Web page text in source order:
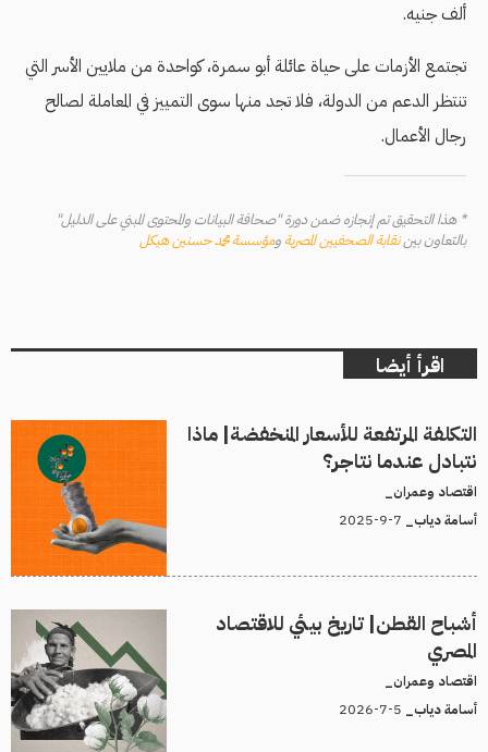
ألف جنيه.
تجتمع الأزمات على حياة عائلة أبو سمرة، كواحدة من ملايين الأسر التي
تنتظر الدعم من الدولة، فلا تجد منها سوى التمييز في المعاملة لصالح
رجال الأعمال.
* هذا التحقيق تم إنجازه ضمن دورة "صحافة البيانات والمحتوى المبني على الدليل"
بالتعاون بيننقابة الصحفيين المصريةومؤسسة محمد حسنين هيكل
اقرأ أيضا
التكلفة المرتفعة للأسعار المنخفضة| ماذا
نتبادل عندما نتاجر؟
اقتصاد وعمران_
أسامة دياب_
أشباح القطن| تاريخ بيئي للاقتصاد
المصري
اقتصاد وعمران_
أسامة دياب_